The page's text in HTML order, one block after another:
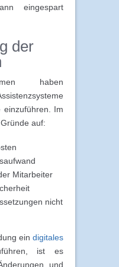
eingespart
der
haben
einzuführen. Im
auf:
Mitarbeiter
nicht
ein digitales
ist es
und